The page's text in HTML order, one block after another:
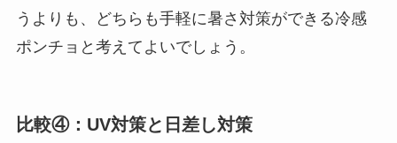
うよりも、どちらも手軽に暑さ対策ができる冷感
ポンチョと考えてよいでしょう。
比較④：UV対策と日差し対策